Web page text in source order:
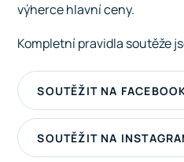
výherce hlavní ceny.
Kompletní pravidla soutěže
SOUTĚŽIT NA
SOUTĚŽIT NA